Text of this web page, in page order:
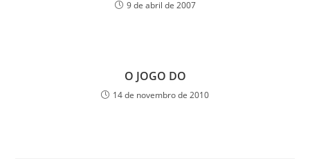
9 de abril de 2007
O JOGO DO
14 de novembro de 2010